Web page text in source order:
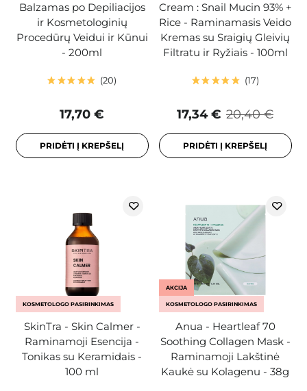
Balzamas po Depiliacijos
ir Kosmetologinių
Procedūrų Veidui ir Kūnui
- 200ml
20
17,70 €
PRIDĖTI Į KREPŠELĮ
Cream : Snail Mucin 93% +
Rice - Raminamasis Veido
Kremas su Sraigių Gleivių
Filtratu ir Ryžiais - 100ml
17
20,40 €
17,34 €
PRIDĖTI Į KREPŠELĮ
KOSMETOLOGO PASIRINKIMAS
SkinTra - Skin Calmer -
Raminamoji Esencija -
Tonikas su Keramidais -
100 ml
AKCIJA
KOSMETOLOGO PASIRINKIMAS
Anua - Heartleaf 70
Soothing Collagen Mask -
Raminamoji Lakštinė
Kaukė su Kolagenu - 38g